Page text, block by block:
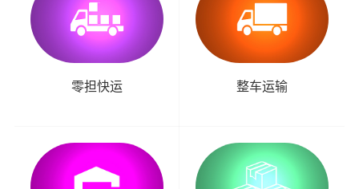
零担快运 整车运输